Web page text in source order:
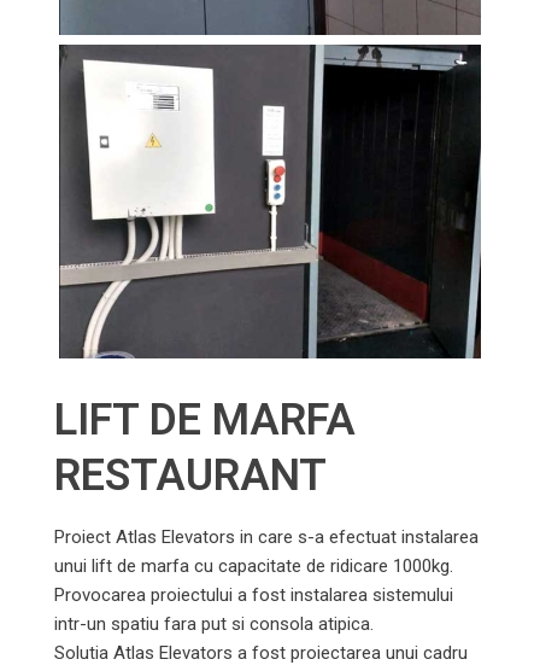
LIFT DE MARFA
RESTAURANT
Proiect Atlas Elevators in care s-a efectuat instalarea
unui lift de marfa cu capacitate de ridicare 1000kg.
Provocarea proiectului a fost instalarea sistemului
intr-un spatiu fara put si consola atipica.
Solutia Atlas Elevators a fost proiectarea unui cadru